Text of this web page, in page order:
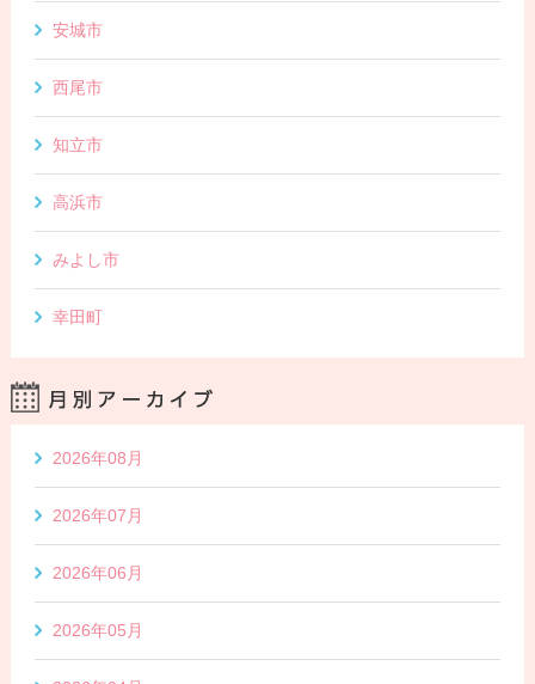
安城市
西尾市
知立市
高浜市
みよし市
幸田町
2026年08月
2026年07月
2026年06月
2026年05月